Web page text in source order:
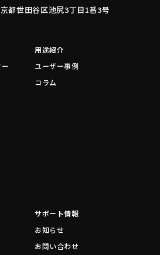
都世田谷区池尻3丁目1番3号
用途紹介
ユーザー事例
コラム
サポート情報
お知らせ
お問い合わせ